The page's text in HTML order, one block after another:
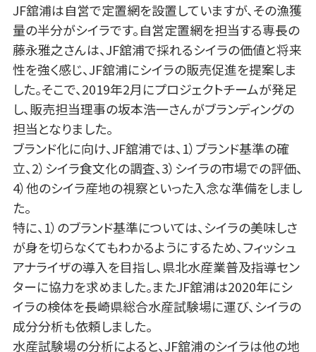
JF舘浦は自営で定置網を設置していますが、その漁獲
量の半分がシイラです。自営定置網を担当する専長の
藤永雅之さんは、JF舘浦で採れるシイラの価値と将来
性を強く感じ、JF舘浦にシイラの販売促進を提案しま
した。そこで、2019年2月にプロジェクトチームが発足
し、販売担当理事の坂本浩一さんがブランディングの
担当となりました。
ブランド化に向け、JF舘浦では、1）ブランド基準の確
立、2）シイラ食文化の調査、3）シイラの市場での評価、
4）他のシイラ産地の視察といった入念な準備をしまし
た。
特に、1）のブランド基準については、シイラの美味しさ
が身を切らなくてもわかるようにするため、フィッシュ
アナライザの導入を目指し、県北水産業普及指導セン
ターに協力を求めました。またJF舘浦は2020年にシ
イラの検体を長崎県総合水産試験場に運び、シイラの
成分分析も依頼しました。
水産試験場の分析によると、JF舘浦のシイラは他の地